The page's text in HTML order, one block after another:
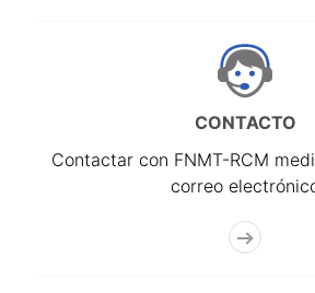
CONTACTO
Contactar con FNMT-RCM
correo